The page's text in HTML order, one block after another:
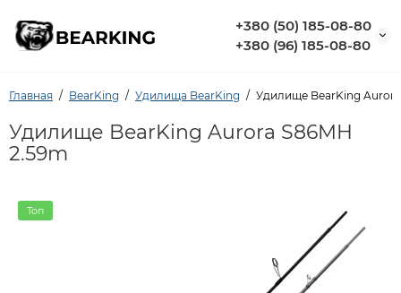
+380 (50) 185-08-80
+380 (96) 185-08-80
Главная BearKing Удилища BearKing Удилище BearKing Aurora
Удилище BearKing Aurora S86MH
2.59m
Топ